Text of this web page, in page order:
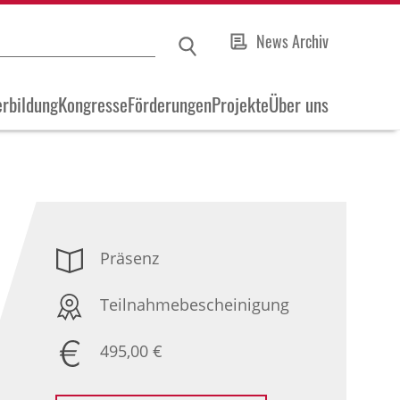
News Archiv
KongresseFörderungenProjekteÜber uns
Präsenz
Teilnahmebescheinigung
495,00 €